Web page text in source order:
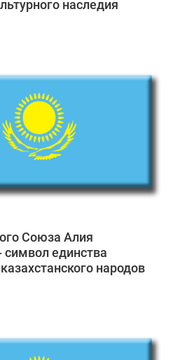
наследия
Союза Алия
символ единства
народов